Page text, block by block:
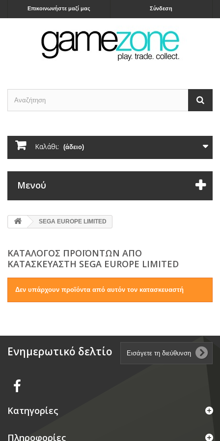
Σύνδεση
Επικοινωνήστε μαζί μας
Καλάθι: (άδειο)
Μενού
SEGA EUROPE LIMITED
ΚΑΤΆΛΟΓΟΣ ΠΡΟΪΌΝΤΩΝ ΑΠΌ
ΚΑΤΑΣΚΕΥΑΣΤΉ SEGA EUROPE LIMITED
Δεν υπάρχουν προϊόντα από αυτόν τον κατασκευαστή
Ενημερωτικό δελτίο
Κατηγορίες
Πληροφορίες